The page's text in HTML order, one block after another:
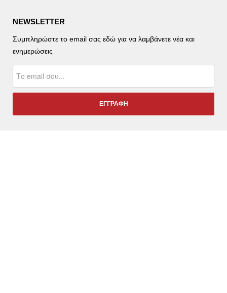
NEWSLETTER
Συμπληρώστε το email σας εδώ για να λαμβάνετε νέα και
ενημερώσεις